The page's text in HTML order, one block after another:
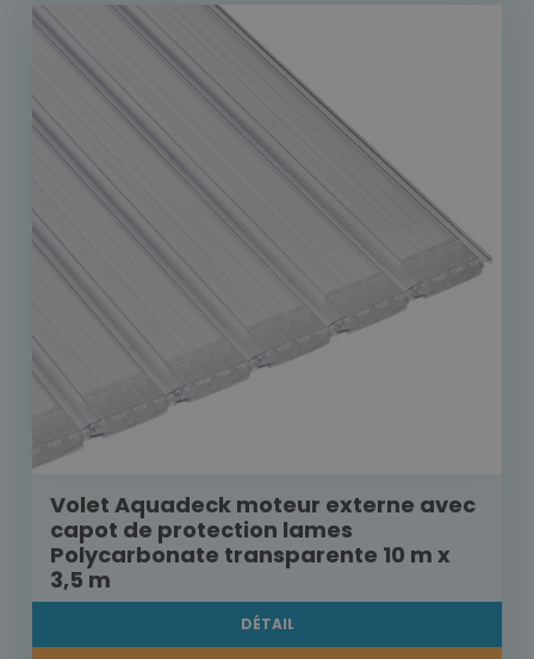
Volet Aquadeck moteur externe avec
capot de protection lames
Polycarbonate transparente 10 m x
3,5 m
DÉTAIL